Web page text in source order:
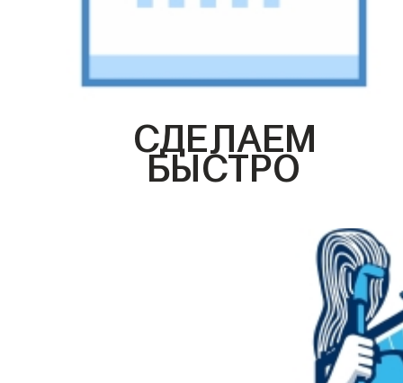
СДЕЛАЕМ
БЫСТРО